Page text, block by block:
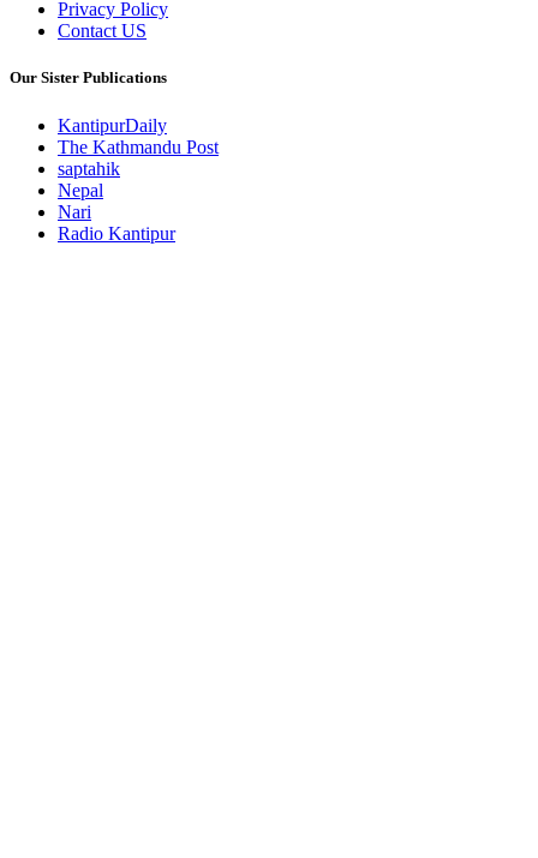
Privacy Policy
Contact US
Our Sister Publications
KantipurDaily
The Kathmandu Post
saptahik
Nepal
Nari
Radio Kantipur